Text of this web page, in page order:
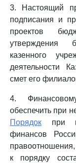
3. Настоящий
подписания и
проектов
утверждения
казенного
деятельности
смет его
4.
обеспечить при
Порядок при
финансов
к порядку